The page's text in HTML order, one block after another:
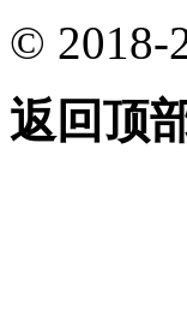
© 2018-
返回顶